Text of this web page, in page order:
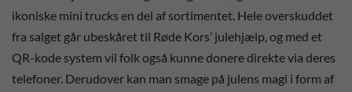
ikoniske mini trucks en del af sortimentet. Hele overskuddet
fra salget går ubeskåret til Røde Kors’ julehjælp, og med et
QR-kode system vil folk også kunne donere direkte via deres
telefoner. Derudover kan man smage på julens magi i form af